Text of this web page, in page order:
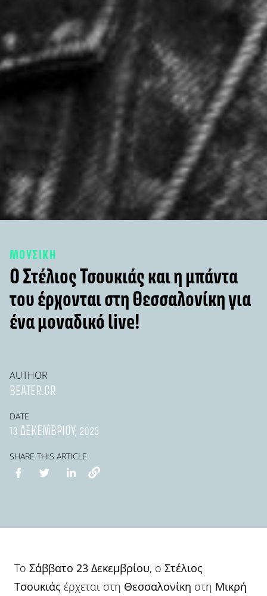
ΜΟΥΣΙΚΗ
Ο Στέλιος Τσουκιάς και η μπάντα
του έρχονται στη Θεσσαλονίκη για
ένα μοναδικό live!
AUTHOR
BEATER.GR
DATE
13 ΔΕΚΕΜΒΡΊΟΥ, 2023
SHARE THIS ARTICLE
Το Σάββατο 23 Δεκεμβρίου, ο Στέλιος
Τσουκιάς έρχεται στη Θεσσαλονίκη στη Μικρή